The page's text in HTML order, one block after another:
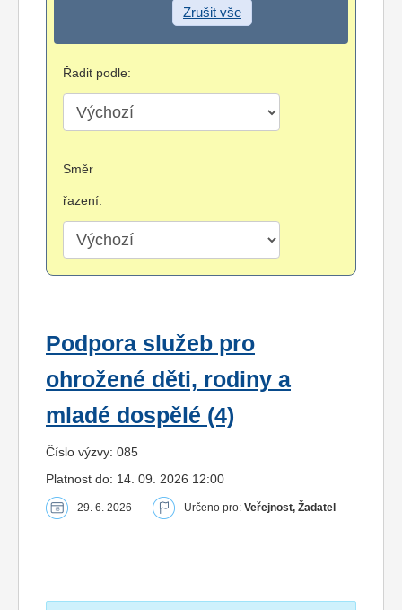
Zrušit vše
Řadit podle:
Směr
řazení:
Podpora služeb pro
ohrožené děti, rodiny a
mladé dospělé (4)
Číslo výzvy: 085
Platnost do: 14. 09. 2026 12:00
29. 6. 2026 Určeno pro: Veřejnost, Žadatel